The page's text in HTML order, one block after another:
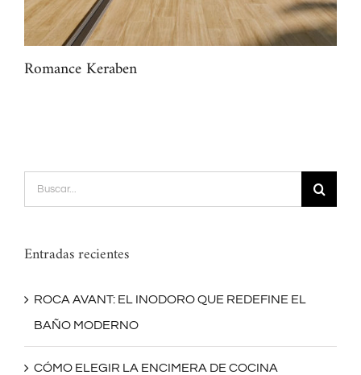
Romance Keraben
Buscar:
Entradas recientes
ROCA AVANT: EL INODORO QUE REDEFINE EL
BAÑO MODERNO
CÓMO ELEGIR LA ENCIMERA DE COCINA